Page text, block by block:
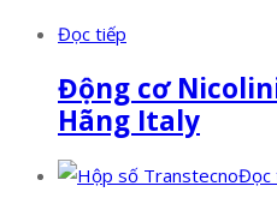
Đọc tiếp
Động cơ
Hãng Italy
Đọc